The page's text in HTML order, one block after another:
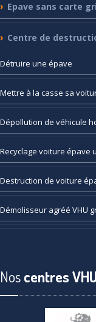
Epave sans carte
Centre de
Détruire une épave
Mettre à la casse sa
Dépollution de véhicule
Recyclage voiture épave
Destruction de voiture
Démolisseur agréé VHU
Noscentres